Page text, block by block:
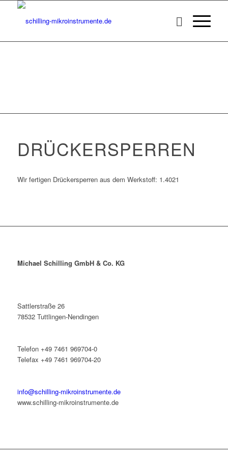
DRÜCKERSPERREN
Wir fertigen Drückersperren aus dem Werkstoff: 1.4021
Michael Schilling GmbH & Co. KG
Sattlerstraße 26
78532 Tuttlingen-Nendingen
Telefon +49 7461 969704-0
Telefax +49 7461 969704-20
info@schilling-mikroinstrumente.de
www.schilling-mikroinstrumente.de